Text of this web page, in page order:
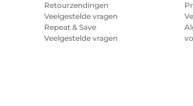
Retourzendingen
Veelgestelde vragen
Repeat & Save
Veelgestelde vragen